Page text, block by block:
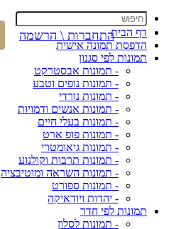
דף הבית
הדפסת תמונה אישית
תמונות לפי סגנון
- תמונות אבסטרקט
- תמונות נופים וטבע
- תמונות נורדי
- תמונות אנשים ודמויות
- תמונות בעלי חיים
- תמונות פופ ארט
- תמונות גיאומטרי
- תמונות תרבות וקולנוע
- תמונות השראה ומוטיבציה
- תמונות ספורט
- יהדות ויודאיקה
תמונות לפי חדר
- תמונות לסלון
התחברות \ הרשמה